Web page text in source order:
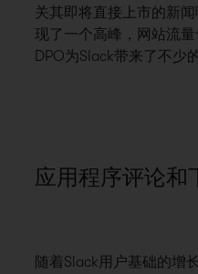
关其即将直接上市的新
现了一个高峰 ，网站流
DPO为Slack带来了不少
应用程序评论和
随着Slack用户基础的增